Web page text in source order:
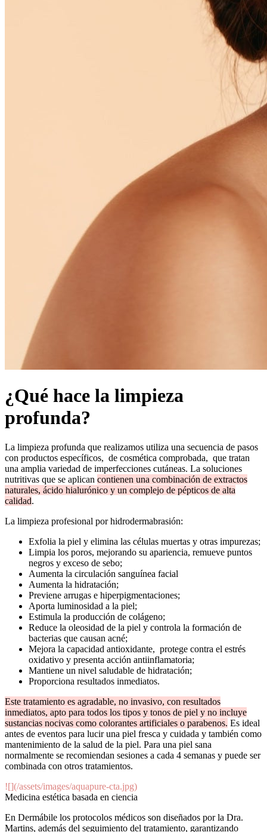
¿Qué hace la limpieza
profunda?
La limpieza profunda que realizamos utiliza una secuencia de pasos
con productos específicos, de cosmética comprobada, que tratan
una amplia variedad de imperfecciones cutáneas. La soluciones
nutritivas que se aplican contienen una combinación de extractos
naturales, ácido hialurónico y un complejo de pépticos de alta
calidad.
La limpieza profesional por hidrodermabrasión:
Exfolia la piel y elimina las células muertas y otras impurezas;
Limpia los poros, mejorando su apariencia, remueve puntos
negros y exceso de sebo;
Aumenta la circulación sanguínea facial
Aumenta la hidratación;
Previene arrugas e hiperpigmentaciones;
Aporta luminosidad a la piel;
Estimula la producción de colágeno;
Reduce la oleosidad de la piel y controla la formación de
bacterias que causan acné;
Mejora la capacidad antioxidante, protege contra el estrés
oxidativo y presenta acción antiinflamatoria;
Mantiene un nivel saludable de hidratación;
Proporciona resultados inmediatos.
Este tratamiento es agradable, no invasivo, con resultados
inmediatos, apto para todos los tipos y tonos de piel y no incluye
sustancias nocivas como colorantes artificiales o parabenos. Es ideal
antes de eventos para lucir una piel fresca y cuidada y también como
mantenimiento de la salud de la piel. Para una piel sana
normalmente se recomiendan sesiones a cada 4 semanas y puede ser
combinada con otros tratamientos.
![](/assets/images/aquapure-cta.jpg)
Medicina estética basada en ciencia
En Dermábile los protocolos médicos son diseñados por la Dra.
Martins, además del seguimiento del tratamiento, garantizando